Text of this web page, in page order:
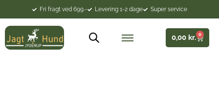
Fri fragt ved 699.- Levering 1-2 dage Super service
0,00 kr. 0